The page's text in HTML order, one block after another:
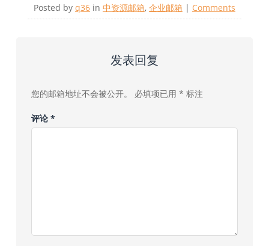
Posted by q36in 中资源邮箱, 企业邮箱 | Comments
发表回复
您的邮箱地址不会被公开。 必填项已用 * 标注
评论 *